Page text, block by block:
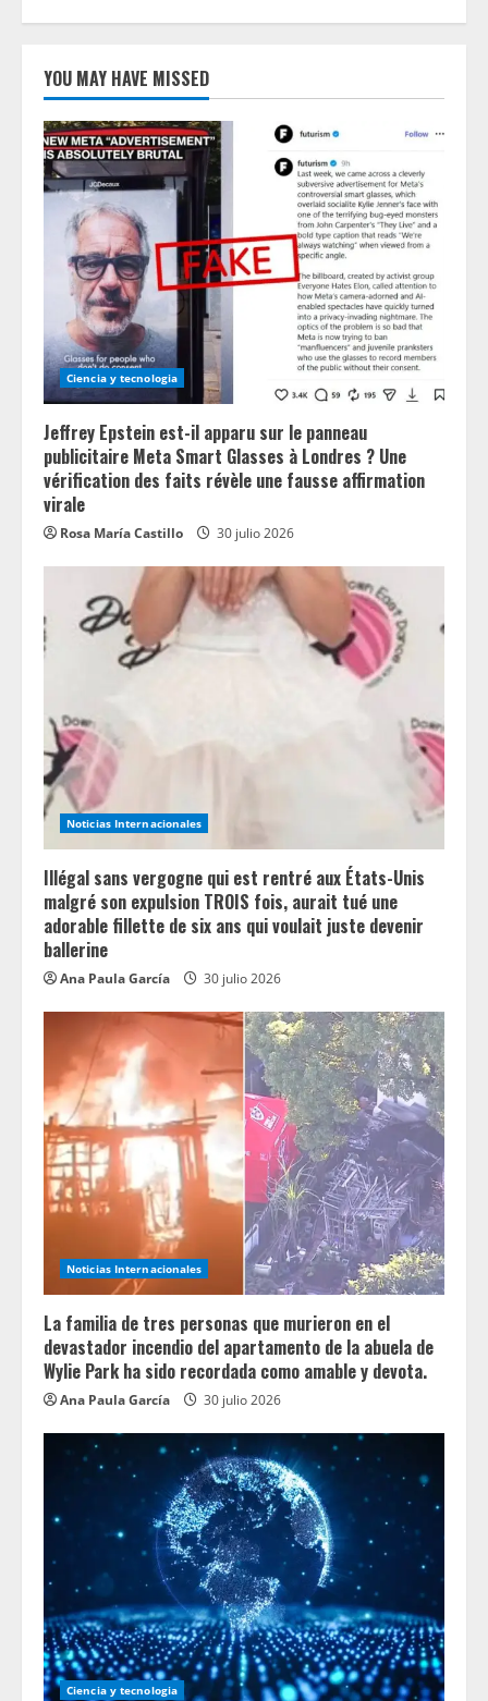
YOU MAY HAVE MISSED
Ciencia y tecnologia
Jeffrey Epstein est-il apparu sur le panneau
publicitaire Meta Smart Glasses à Londres ? Une
vérification des faits révèle une fausse affirmation
virale
Rosa María Castillo 30 julio 2026
Noticias Internacionales
Illégal sans vergogne qui est rentré aux États-Unis
malgré son expulsion TROIS fois, aurait tué une
adorable fillette de six ans qui voulait juste devenir
ballerine
Ana Paula García 30 julio 2026
Noticias Internacionales
La familia de tres personas que murieron en el
devastador incendio del apartamento de la abuela de
Wylie Park ha sido recordada como amable y devota.
Ana Paula García 30 julio 2026
Ciencia y tecnologia